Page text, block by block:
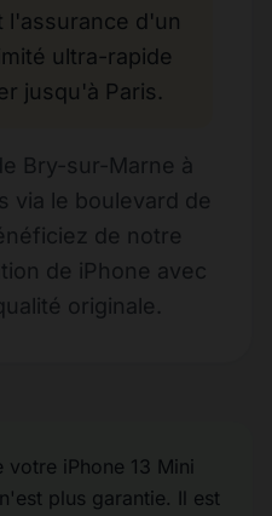
l'assurance d'un
ultra-rapide
jusqu'à Paris.
Bry-sur-Marne à
via le boulevard de
de notre
de iPhone avec
originale.
votre iPhone 13 Mini
plus garantie. Il est